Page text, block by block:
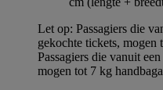
Let op: Passagiers die
gekochte tickets, mogen
Passagiers die vanuit
mogen tot 7 kg